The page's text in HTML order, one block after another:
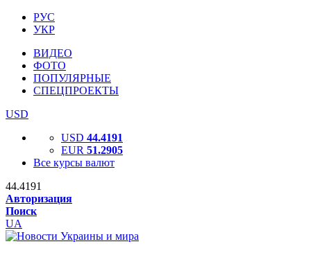
РУС
УКР
ВИДЕО
ФОТО
ПОПУЛЯРНЫЕ
СПЕЦПРОЕКТЫ
USD
USD 44.4191
EUR 51.2905
Все курсы валют
44.4191
Авторизация
Поиск
UA